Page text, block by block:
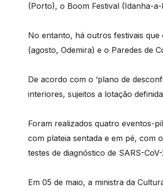
(Porto), o Boom Festival (Idanha-
No entanto, há outros festivais
(agosto, Odemira) e o Paredes de
De acordo com o ‘plano de
interiores, sujeitos a lotação
Foram realizados quatro eventos-
com plateia sentada e em pé, com
testes de diagnóstico de SARS-
Em 05 de maio, a ministra da